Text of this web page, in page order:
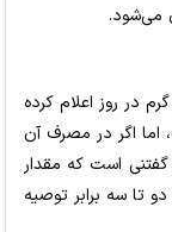
می‌شود.
در روز اعلام کرده
اگر در مصرف آن
گفتنی است که مقدار
تا سه برابر توصیه